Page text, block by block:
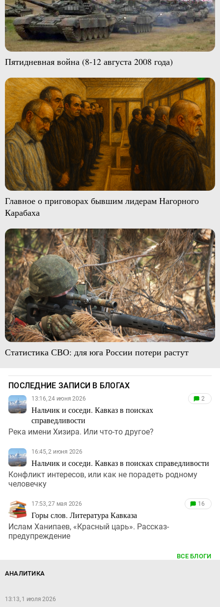
Пятидневная война (8-12 августа 2008 года)
Главное о приговорах бывшим лидерам Нагорного
Карабаха
Статистика СВО: для юга России потери растут
ПОСЛЕДНИЕ ЗАПИСИ В БЛОГАХ
13:16, 24 июня 2026
Нальчик и соседи. Кавказ в поисках
справедливости
2
Река имени Хизира. Или что-то другое?
16:45, 2 июня 2026
Нальчик и соседи. Кавказ в поисках справедливости
Конфликт интересов, или как не порадеть родному
человечку
17:53, 27 мая 2026
Горы слов. Литература Кавказа
16
Ислам Ханипаев, «Красный царь». Рассказ-
предупреждение
ВСЕ БЛОГИ
АНАЛИТИКА
13:13, 1 июля 2026